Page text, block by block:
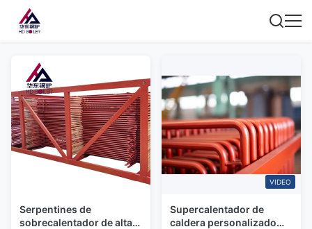
Serpentines de
sobrecalentador de alta
VIDEO
Supercalentador de
caldera personalizado